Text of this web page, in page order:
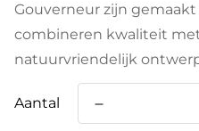
Gouverneur zijn gemaakt
combineren kwaliteit
natuurvriendelijk
Aantal